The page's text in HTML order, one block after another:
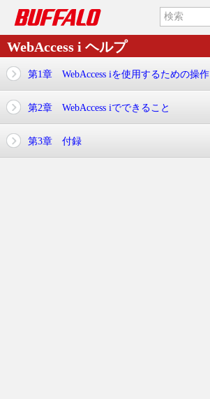
WebAccess i ヘルプ
第1章 WebAccess iを使用するための操作
第2章 WebAccess iでできること
第3章 付録